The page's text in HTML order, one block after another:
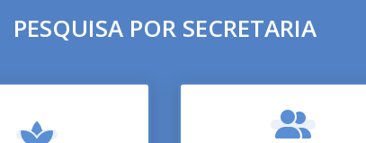
PESQUISA POR SECRETARIA